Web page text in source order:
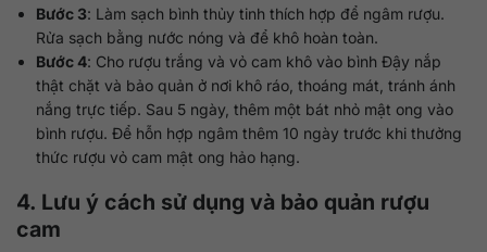
Bước 3: Làm sạch bình thủy tinh thích hợp để ngâm rượu.
Rửa sạch bằng nước nóng và để khô hoàn toàn.
Bước 4: Cho rượu trắng và vỏ cam khô vào bình Đậy nắp
thật chặt và bảo quản ở nơi khô ráo, thoáng mát, tránh ánh
nắng trực tiếp. Sau 5 ngày, thêm một bát nhỏ mật ong vào
bình rượu. Để hỗn hợp ngâm thêm 10 ngày trước khi thưởng
thức rượu vỏ cam mật ong hảo hạng.
4. Lưu ý cách sử dụng và bảo quản rượu
cam